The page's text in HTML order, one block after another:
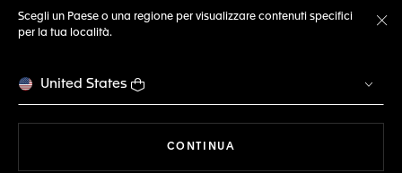
Scegli un Paese o una regione per visualizzare contenuti specifici
per la tua località.
United States
CONTINUA